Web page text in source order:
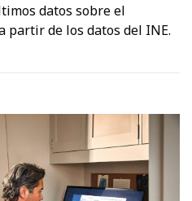
datos sobre el
partir de los datos del INE.